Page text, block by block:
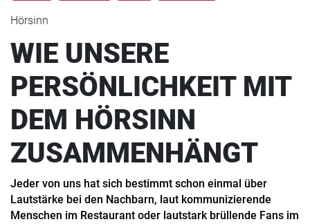
Hörsinn
WIE UNSERE
PERSÖNLICHKEIT MIT
DEM HÖRSINN
ZUSAMMENHÄNGT
Jeder von uns hat sich bestimmt schon einmal über
Lautstärke bei den Nachbarn, laut kommunizierende
Menschen im Restaurant oder lautstark brüllende Fans im